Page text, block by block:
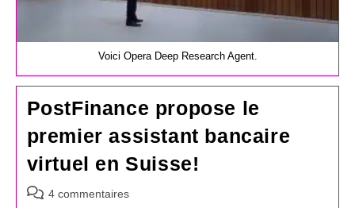
Voici Opera Deep Research Agent.
PostFinance propose le
premier assistant bancaire
virtuel en Suisse!
Commentaires
4 commentaires